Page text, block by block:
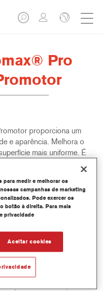
Pro
proporciona um
e aparência. Melhora o
mais uniforme. É
lisas. Mesmo sob
Cromax Pro Basecoat
perfeito.
a um melhor e mais
substrato,
logo após a aplicação.
uma aparência suave
cores lisas.
(baixa humidade)
para medir e melhorar os
campanhas de marketing
Pode exercer os
botão à direita. Para mais
privacidade
Aceitar cookies